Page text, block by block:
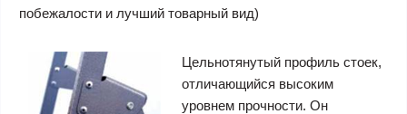
побежалости и лучший товарный вид)
Цельнотянутый профиль стоек,
отличающийся высоким
уровнем прочности. Он